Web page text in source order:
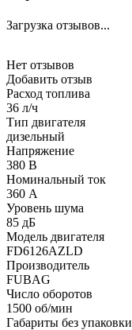
Загрузка отзывов...
Нет отзывов
Добавить отзыв
Расход топлива
36 л/ч
Тип двигателя
дизельный
Напряжение
380 В
Номинальный ток
360 А
Уровень шума
85 дБ
Модель двигателя
FD6126AZLD
Производитель
FUBAG
Число оборотов
1500 об/мин
Габариты без упаковки